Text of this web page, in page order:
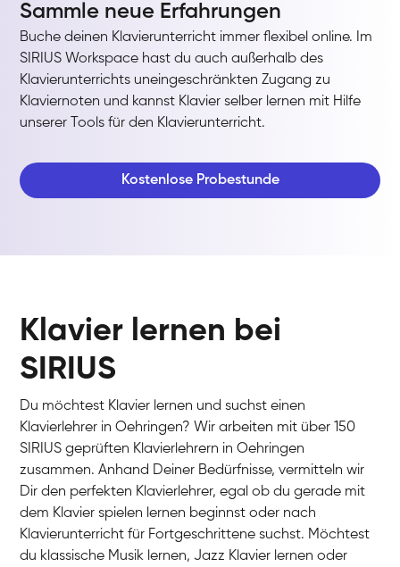
Sammle neue Erfahrungen
Buche deinen Klavierunterricht immer flexibel online. Im
SIRIUS Workspace hast du auch außerhalb des
Klavierunterrichts uneingeschränkten Zugang zu
Klaviernoten und kannst Klavier selber lernen mit Hilfe
unserer Tools für den Klavierunterricht.
Kostenlose Probestunde
Klavier lernen bei
SIRIUS
Du möchtest Klavier lernen und suchst einen
Klavierlehrer in Oehringen? Wir arbeiten mit über 150
SIRIUS geprüften Klavierlehrern in Oehringen
zusammen. Anhand Deiner Bedürfnisse, vermitteln wir
Dir den perfekten Klavierlehrer, egal ob du gerade mit
dem Klavier spielen lernen beginnst oder nach
Klavierunterricht für Fortgeschrittene suchst. Möchtest
du klassische Musik lernen, Jazz Klavier lernen oder